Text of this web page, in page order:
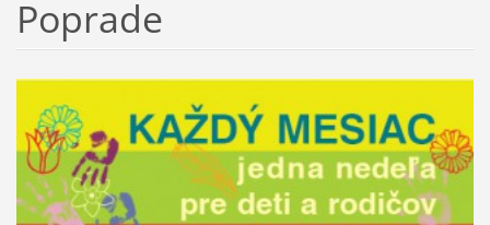
Poprade